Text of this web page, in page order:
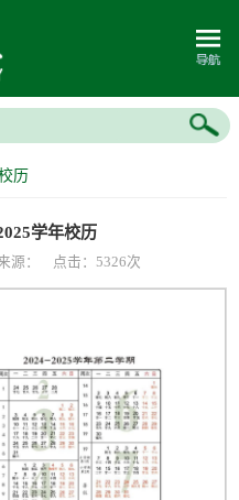
历
学年校历
源： 点击： 5326次